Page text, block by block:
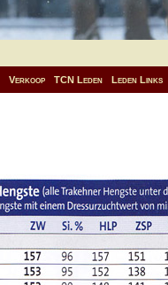
Verkoop TCN Leden Leden Links